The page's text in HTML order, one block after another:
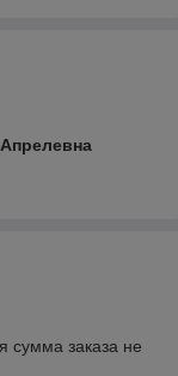
заказа не